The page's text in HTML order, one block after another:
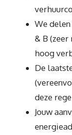
We
& B
hoog
De
deze
Jouw